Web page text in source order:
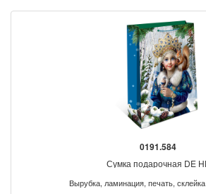
0191.584
Сумка подарочная DE
Вырубка, ламинация, печать,